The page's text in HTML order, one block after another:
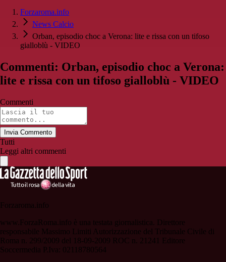
Forzaroma.info
News Calcio
Orban, episodio choc a Verona: lite e rissa con un tifoso
gialloblù - VIDEO
Commenti: Orban, episodio choc a Verona:
lite e rissa con un tifoso gialloblù - VIDEO
Commenti
Invia Commento
Tutti
Leggi altri commenti
Forzaroma.info
www.ForzaRoma.info è una testata giornalistica. Direttore
responsabile Massimo Limiti Autorizzazione del Tribunale Civile di
Roma n. 299/2009 del 18-09-2009 ROC n. 21241 Editore
Soccermedia P.Iva: 02118780564